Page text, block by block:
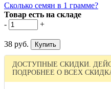
Сколько семян в 1 грамме?
Товар есть на складе
-
+
38 руб.
ДОСТУПНЫЕ СКИДКИ.
ПОДРОБНЕЕ О ВСЕХ